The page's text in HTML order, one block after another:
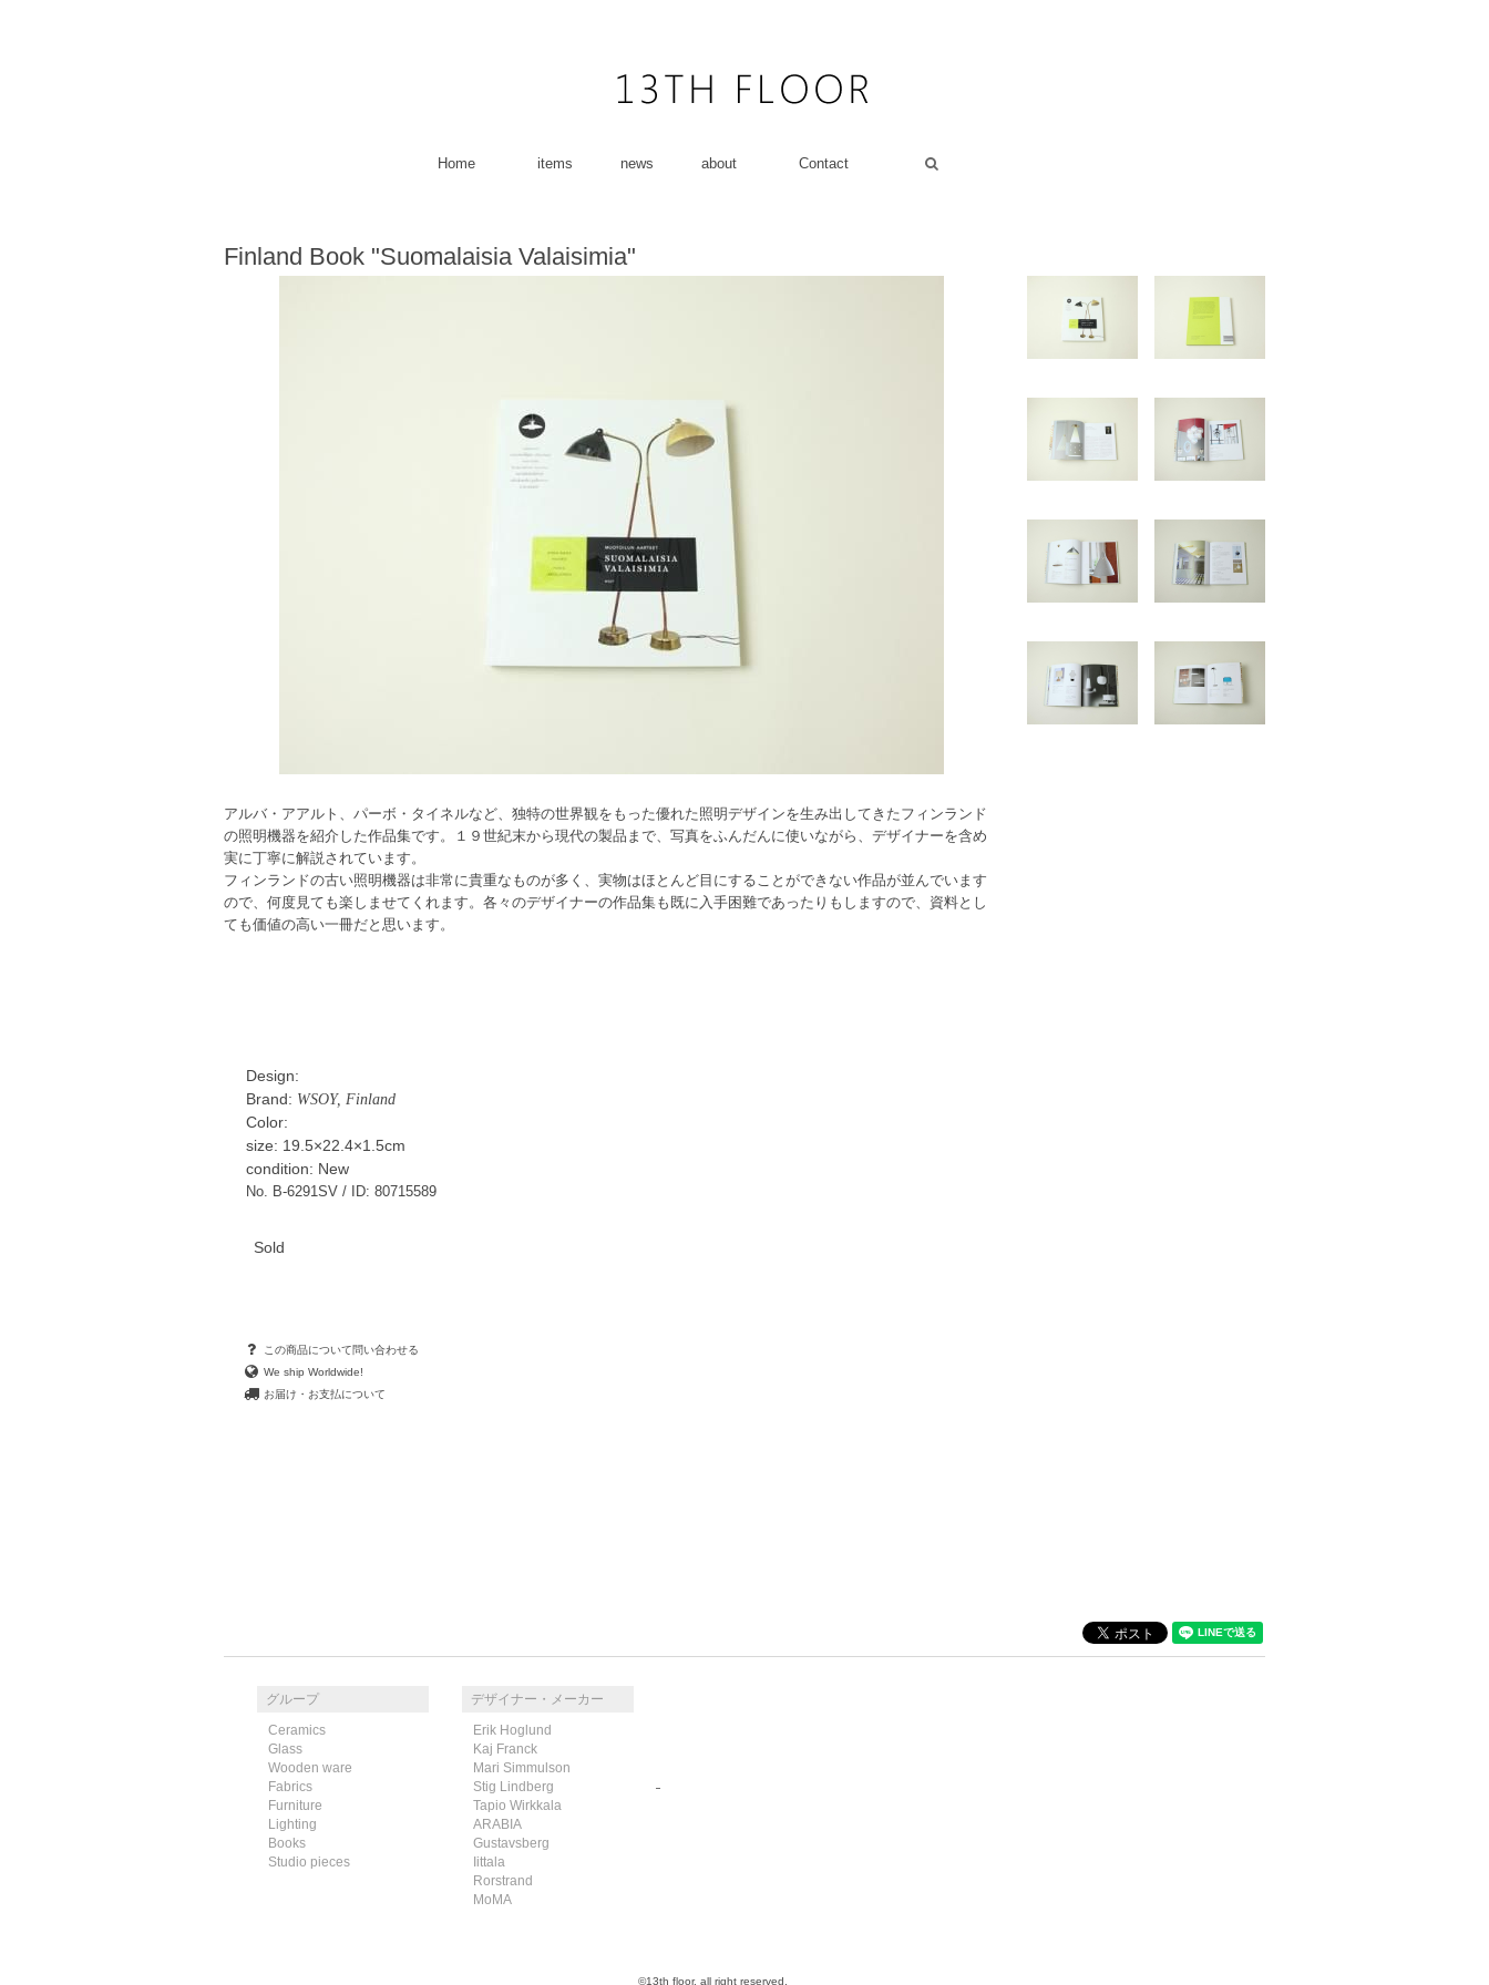
Home items news about Contact
Finland Book "Suomalaisia Valaisimia"
アルバ・アアルト、パーボ・タイネルなど、独特の世界観をもった優れた照明デザインを生み出してきたフィンランド
の照明機器を紹介した作品集です。１９世紀末から現代の製品まで、写真をふんだんに使いながら、デザイナーを含め
実に丁寧に解説されています。
フィンランドの古い照明機器は非常に貴重なものが多く、実物はほとんど目にすることができない作品が並んでいます
ので、何度見ても楽しませてくれます。各々のデザイナーの作品集も既に入手困難であったりもしますので、資料とし
ても価値の高い一冊だと思います。
Design:
Brand: WSOY, Finland
Color:
size: 19.5×22.4×1.5cm
condition: New
No. B-6291SV / ID: 80715589
Sold
この商品について問い合わせる
We ship Worldwide!
お届け・お支払について
グループ
Ceramics
Glass
Wooden ware
Fabrics
Furniture
Lighting
Books
Studio pieces
デザイナー・メーカー
Erik Hoglund
Kaj Franck
Mari Simmulson
Stig Lindberg
Tapio Wirkkala
ARABIA
Gustavsberg
Iittala
Rorstrand
MoMA
©13th floor. all right reserved.